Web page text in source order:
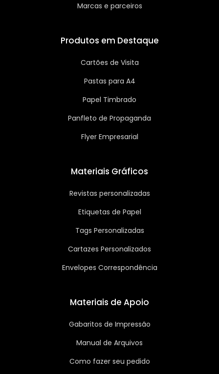
Marcas e parceiros
Produtos em Destaque
Cartões de Visita
Pastas para A4
Papel Timbrado
Panfleto de Propaganda
Flyer Empresarial
Materiais Gráficos
Revistas personalizadas
Etiquetas de Papel
Tags Personalizadas
Cartazes Personalizados
Envelopes Correspondência
Materiais de Apoio
Gabaritos de Impressão
Manual de Arquivos
Como fazer seu pedido